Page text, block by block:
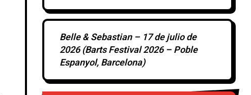
Belle & Sebastian – 17 de julio de
2026 (Barts Festival 2026 – Poble
Espanyol, Barcelona)